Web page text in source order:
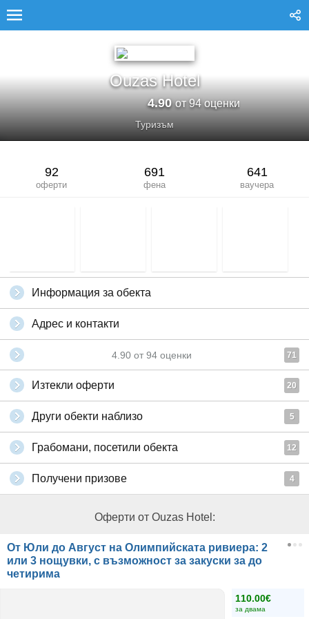
Ouzas Hotel
4.90от 94 оценки
Туризъм
92
оферти
691
фена
641
ваучера
Информация за обекта
Адрес и контакти
4.90 от 94 оценки 71
Изтекли оферти 20
Други обекти наблизо 5
Грабомани, посетили обекта 12
Получени призове 4
Оферти от Ouzas Hotel:
От Юли до Август на Олимпийската ривиера: 2
или 3 нощувки, с възможност за закуски за до
четирима
110.00€
за двама